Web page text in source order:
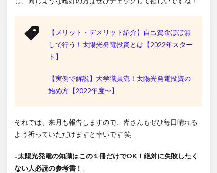
【メリット・デメリット紹介】自己資金ほぼ無
しで行う！太陽光発電投資とは【2022年スター
ト】
【実例で解説】大学職員流！太陽光発電投資の
始め方【2022年度〜】
それでは、来月も報告しますので、皆さんもぜひ毎日晴れる
よう祈っていただけますと幸いです 笑
↓太陽光発電の知識はこの１冊だけでOK！絶対に失敗したく
ない人必読の参考書！↓